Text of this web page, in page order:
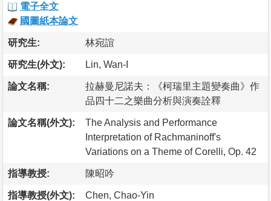
電子全文
國圖紙本論文
研究生: 林宛誼
研究生(外文): Lin, Wan-I
論文名稱:
拉赫曼尼諾夫：《柯瑞里主題變奏曲》作
品四十二之樂曲分析與演奏詮釋
論文名稱(外文):
The Analysis and Performance
Interpretation of Rachmaninoff's
Variations on a Theme of Corelli, Op. 42
指導教授: 陳昭吟
指導教授(外文): Chen, Chao-Yin